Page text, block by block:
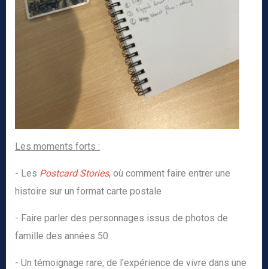
Les moments forts :
- Les Postcard Stories, où comment faire entrer une
histoire sur un format carte postale
- Faire parler des personnages issus de photos de
famille des années 50
- Un témoignage rare, de l'expérience de vivre dans une